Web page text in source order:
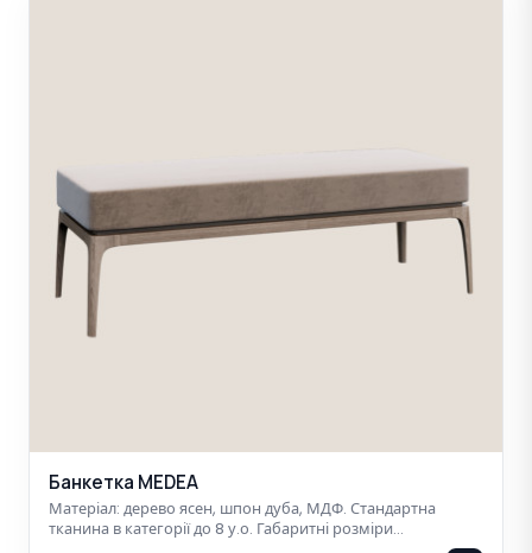
Банкетка MEDEA
Матеріал: дерево ясен, шпон дуба, МДФ. Стандартна
тканина в категорії до 8 у.о. Габаритні розміри…